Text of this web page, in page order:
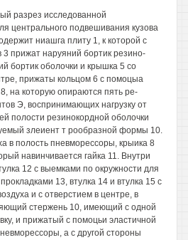
разрез исследованной
центрального подвешивания кузова
ниашга плиту 1, к которой с
прижат наруяний бортик резино-
бортик оболочки и крышка 5 со
прижаты кольцом 6 с помоцыа
на которую опираются пять ре-
Э, воспринимающих нагрузку от
полости резинокордной оболочки
злеиент т рообразной формы 10.
в полость пневморессоры, крыика 8
навинчивается гайка 11. Внутри
12 с выемками по окружности для
13, втулка 14 и втулка 15 с
и с отверстием в центре, в
стержень 10, имеющий с одной
и прижатый с помоцьи эластичной
а с другой стороны